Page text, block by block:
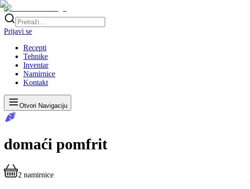
Prijavi se
Recepti
Tehnike
Inventar
Namirnice
Kontakt
Otvori Navigaciju
domaći pomfrit
2 namirnice